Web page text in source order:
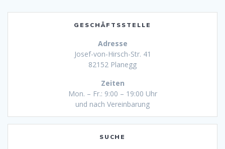
GESCHÄFTSSTELLE
Adresse
Josef-von-Hirsch-Str. 41
82152 Planegg
Zeiten
Mon. – Fr.: 9:00 – 19:00 Uhr
und nach Vereinbarung
SUCHE